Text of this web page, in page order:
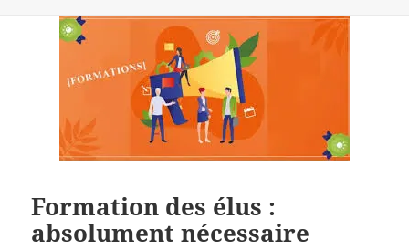
Formation des élus :
absolument nécessaire